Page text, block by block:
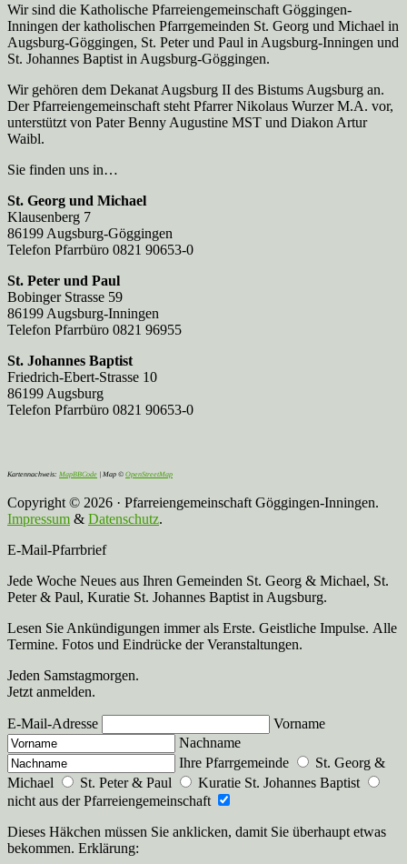
Wir sind die Katholische Pfarreien­gemeinschaft Göggingen-
Inningen der katholischen Pfarrgemeinden St. Georg und Michael in
Augsburg-Göggingen, St. Peter und Paul in Augsburg-Inningen und
St. Johannes Baptist in Augsburg-Göggingen.
Wir gehören dem Dekanat Augsburg II des Bistums Augsburg an.
Der Pfarreien­gemeinschaft steht Pfarrer Nikolaus Wurzer M.A. vor,
unterstützt von Pater Benny Augustine MST und Diakon Artur
Waibl.
Sie finden uns in…
St. Georg und Michael
Klausenberg 7
86199 Augsburg-Göggingen
Telefon Pfarrbüro 0821 90653-0
St. Peter und Paul
Bobinger Strasse 59
86199 Augsburg-Inningen
Telefon Pfarrbüro 0821 96955
St. Johannes Baptist
Friedrich-Ebert-Strasse 10
86199 Augsburg
Telefon Pfarrbüro 0821 90653-0
Kartennachweis: MapBBCode | Map © OpenStreetMap
Copyright © 2026 · Pfarreiengemeinschaft Göggingen-Inningen.
Impressum & Datenschutz.
E-Mail-Pfarrbrief
Jede Woche Neues aus Ihren Gemeinden St. Georg & Michael, St.
Peter & Paul, Kuratie St. Johannes Baptist in Augsburg.
Lesen Sie Ankündigungen immer als Erste. Geistliche Impulse. Alle
Termine. Fotos und Eindrücke der Veranstaltungen.
Jeden Samstagmorgen.
Jetzt anmelden.
E-Mail-Adresse
Vorname
Nachname
Ihre Pfarrgemeinde
St. Georg &
Michael
St. Peter & Paul
Kuratie St. Johannes Baptist
nicht aus der Pfarreiengemeinschaft
Dieses Häkchen müssen Sie anklicken, damit Sie überhaupt etwas
bekommen. Erklärung: